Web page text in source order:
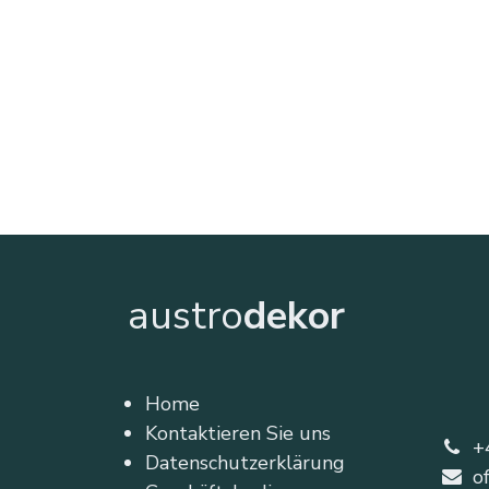
austrodekor
Home
Kontaktieren Sie uns
Datenschutzerklärung